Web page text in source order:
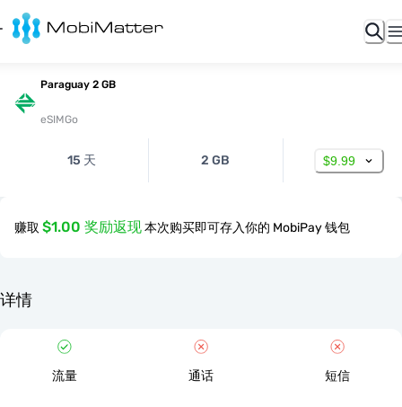
Paraguay 2 GB
eSIMGo
15 天 2 GB $9.99
赚取 $1.00 奖励返现本次购买即可存入你的 MobiPay 钱包
详情
流量 通话 短信